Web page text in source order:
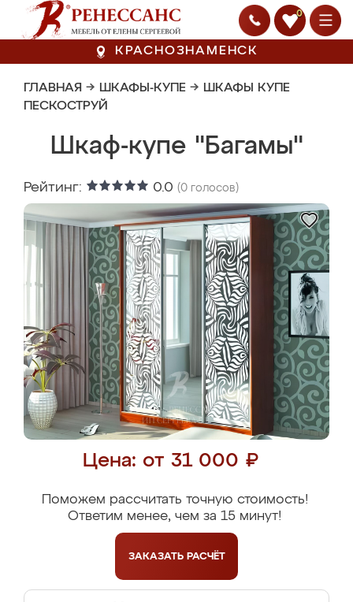
0
КРАСНОЗНАМЕНСК
ГЛАВНАЯ → ШКАФЫ-КУПЕ → ШКАФЫ КУПЕ
ПЕСКОСТРУЙ
Шкаф-купе "Багамы"
Рейтинг: 0.0 (0 голосов)
Цена: от 31 000 ₽
Поможем рассчитать точную стоимость!
Ответим менее, чем за 15 минут!
ЗАКАЗАТЬ РАСЧЁТ